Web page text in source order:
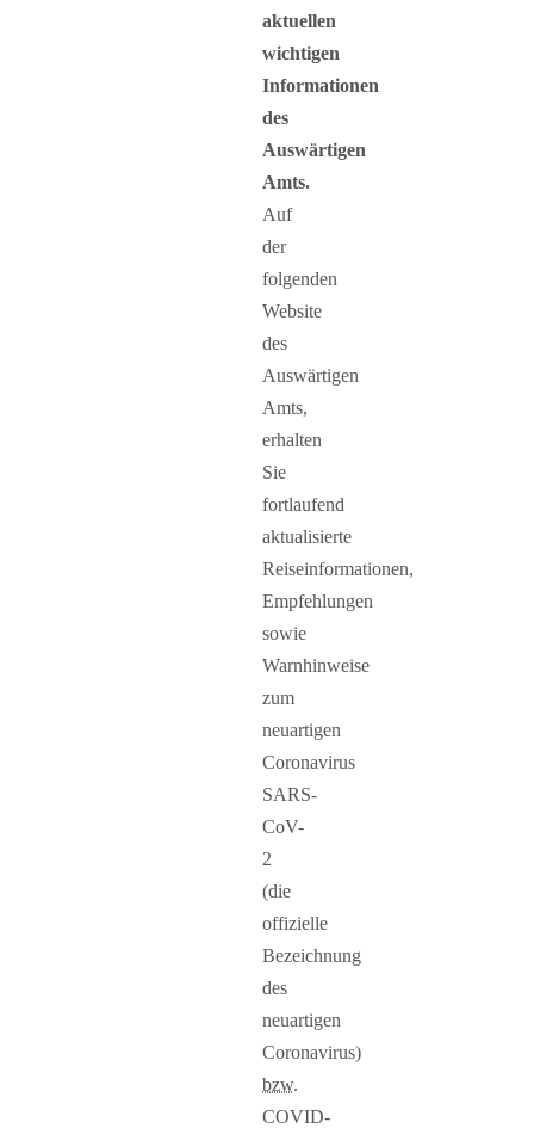
aktuellen
wichtigen
Informationen
des
Auswärtigen
Amts.
Auf
der
folgenden
Website
des
Auswärtigen
Amts,
erhalten
Sie
fortlaufend
aktualisierte
Reiseinformationen,
Empfehlungen
sowie
Warnhinweise
zum
neuartigen
Coronavirus
SARS-
CoV-
2
(die
offizielle
Bezeichnung
des
neuartigen
Coronavirus)
bzw.
COVID-